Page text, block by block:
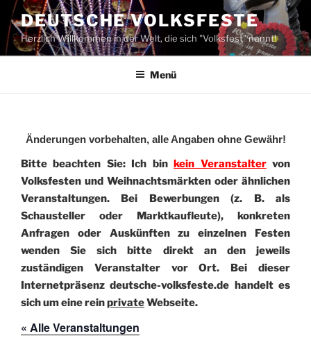
Zum
Inhalt
springen
DEUTSCHE VOLKSFESTE
Herzlich Willkommen in der Welt, die sich "Volksfest" nennt!
Menü
Änderungen vorbehalten, alle Angaben ohne Gewähr!
Bitte beachten Sie: Ich binkein Veranstaltervon
Volksfesten und Weihnachtsmärkten oder ähnlichen
Veranstaltungen. Bei Bewerbungen (z. B. als
Schausteller oder Marktkaufleute), konkreten
Anfragen oder Auskünften zu einzelnen Festen
wenden Sie sich bitte direkt an den jeweils
zuständigen Veranstalter vor Ort. Bei dieser
Internetpräsenz deutsche-volksfeste.de handelt es
sich um eine reinprivateWebseite.
« Alle Veranstaltungen